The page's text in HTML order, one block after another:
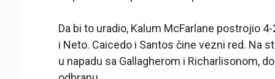
Da bi to uradio, Kalum McFarlane postrojio
i Neto. Caicedo i Santos čine vezni red. Na
u napadu sa Gallagherom i Richarlisonom,